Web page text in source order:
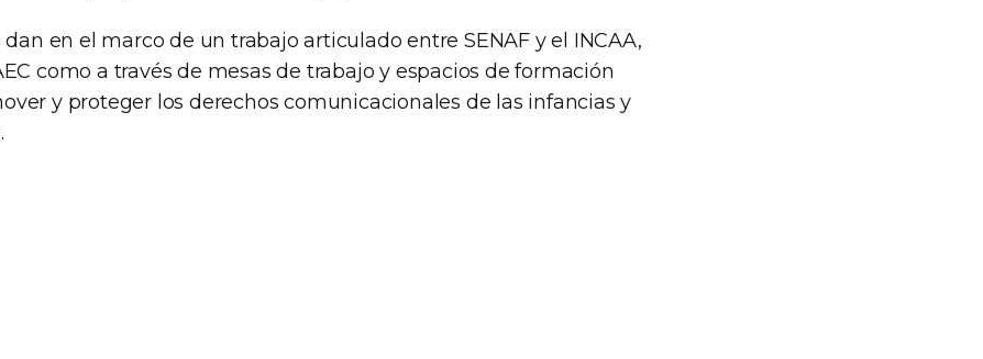
dan en el marco de un trabajo articulado entre SENAF y el INCAA,
como a través de mesas de trabajo y espacios de formación
y proteger los derechos comunicacionales de las infancias y